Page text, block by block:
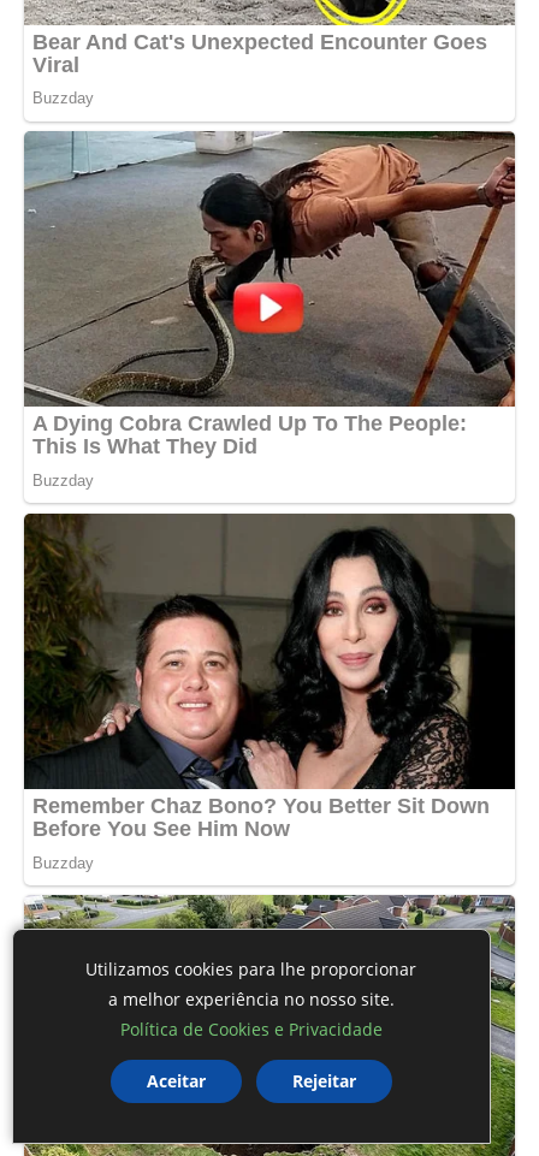
Utilizamos cookies para lhe proporcionar
a melhor experiência no nosso site.
Política de Cookies e Privacidade
Aceitar Rejeitar